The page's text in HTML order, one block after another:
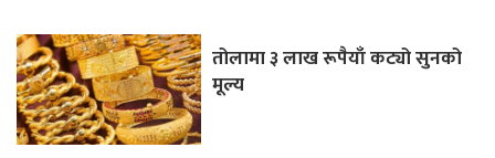
तोलामा ३ लाख रूपैयाँ कट्यो सुनको
मूल्य